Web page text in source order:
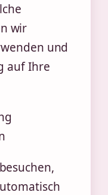
wir
und
auf Ihre